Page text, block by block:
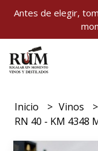
Antes de elegir,
Inicio Vinos
RN 40 - KM 4348